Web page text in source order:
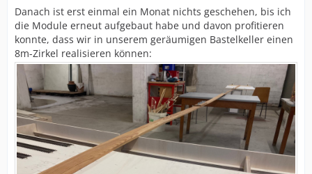
Danach ist erst einmal ein Monat nichts geschehen, bis ich
die Module erneut aufgebaut habe und davon profitieren
konnte, dass wir in unserem geräumigen Bastelkeller einen
8m-Zirkel realisieren können: